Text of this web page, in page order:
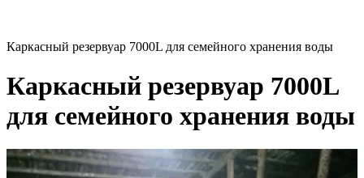
Каркасный резервуар 7000L для семейного хранения воды
Каркасный резервуар 7000L
для семейного хранения воды